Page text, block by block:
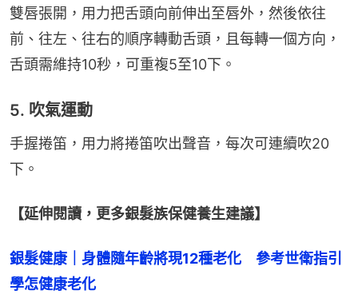
雙唇張開，用力把舌頭向前伸出至唇外，然後依往
前、往左、往右的順序轉動舌頭，且每轉一個方向，
舌頭需維持10秒，可重複5至10下。
5. 吹氣運動
手握捲笛，用力將捲笛吹出聲音，每次可連續吹20
下。
【延伸閱讀，更多銀髮族保健養生建議】
銀髮健康｜身體隨年齡將現12種老化　參考世衛指引
學怎健康老化